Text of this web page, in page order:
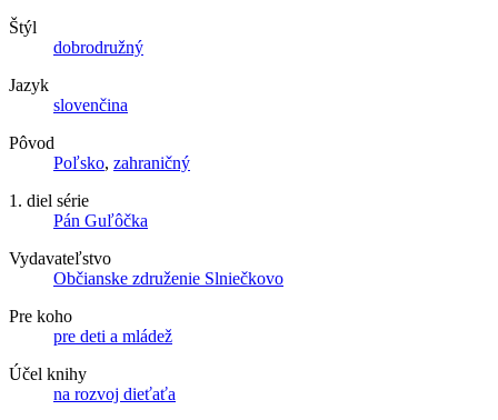
Štýl
dobrodružný
Jazyk
slovenčina
Pôvod
Poľsko, zahraničný
1. diel série
Pán Guľôčka
Vydavateľstvo
Občianske združenie Slniečkovo
Pre koho
pre deti a mládež
Účel knihy
na rozvoj dieťaťa